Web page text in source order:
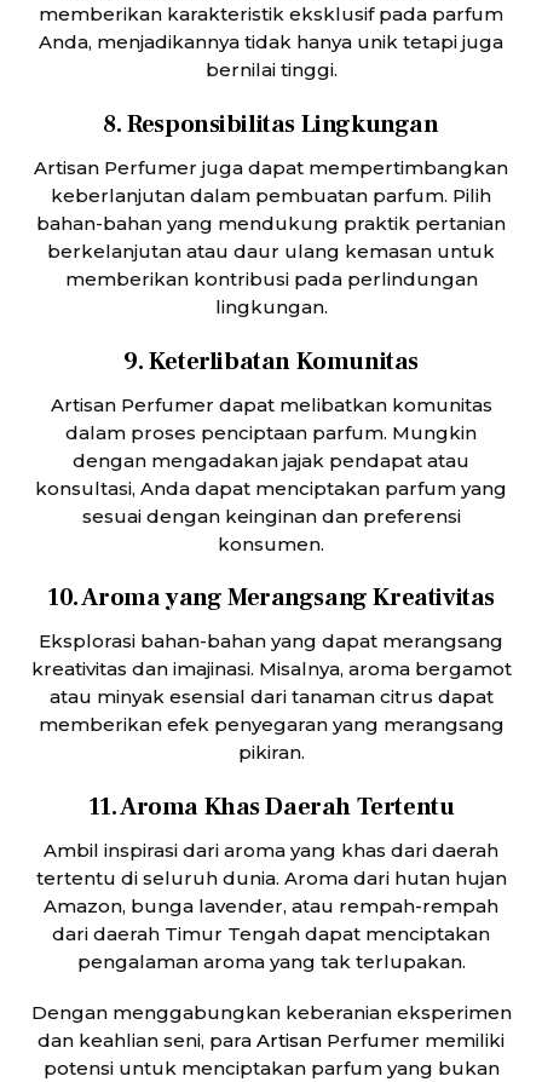
memberikan karakteristik eksklusif pada parfum
Anda, menjadikannya tidak hanya unik tetapi juga
bernilai tinggi.
8. Responsibilitas Lingkungan
Artisan Perfumer juga dapat mempertimbangkan
keberlanjutan dalam pembuatan parfum. Pilih
bahan-bahan yang mendukung praktik pertanian
berkelanjutan atau daur ulang kemasan untuk
memberikan kontribusi pada perlindungan
lingkungan.
9. Keterlibatan Komunitas
Artisan Perfumer dapat melibatkan komunitas
dalam proses penciptaan parfum. Mungkin
dengan mengadakan jajak pendapat atau
konsultasi, Anda dapat menciptakan parfum yang
sesuai dengan keinginan dan preferensi
konsumen.
10. Aroma yang Merangsang Kreativitas
Eksplorasi bahan-bahan yang dapat merangsang
kreativitas dan imajinasi. Misalnya, aroma bergamot
atau minyak esensial dari tanaman citrus dapat
memberikan efek penyegaran yang merangsang
pikiran.
11. Aroma Khas Daerah Tertentu
Ambil inspirasi dari aroma yang khas dari daerah
tertentu di seluruh dunia. Aroma dari hutan hujan
Amazon, bunga lavender, atau rempah-rempah
dari daerah Timur Tengah dapat menciptakan
pengalaman aroma yang tak terlupakan.
Dengan menggabungkan keberanian eksperimen
dan keahlian seni, para Artisan Perfumer memiliki
potensi untuk menciptakan parfum yang bukan